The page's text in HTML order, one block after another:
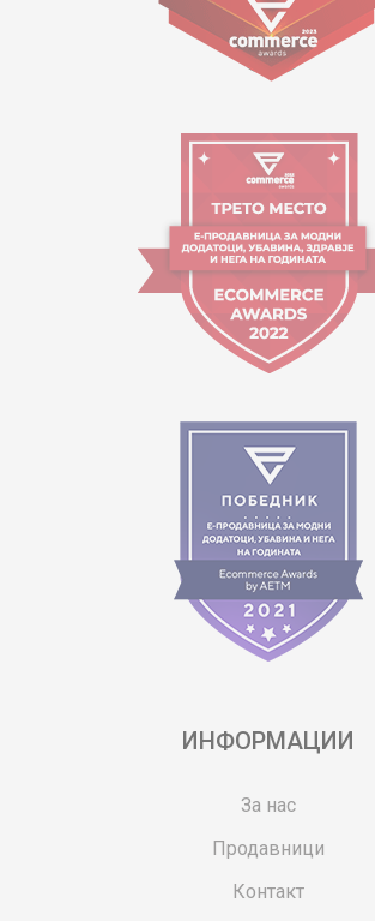
ИНФОРМАЦИИ
За нас
Продавници
Контакт